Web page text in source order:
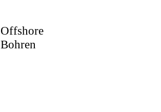
Offshore
Bohren